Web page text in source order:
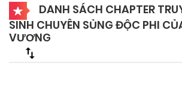
DANH SÁCH CHAPTER
SINH CHUYÊN SỦNG ĐỘC PHI
VƯƠNG